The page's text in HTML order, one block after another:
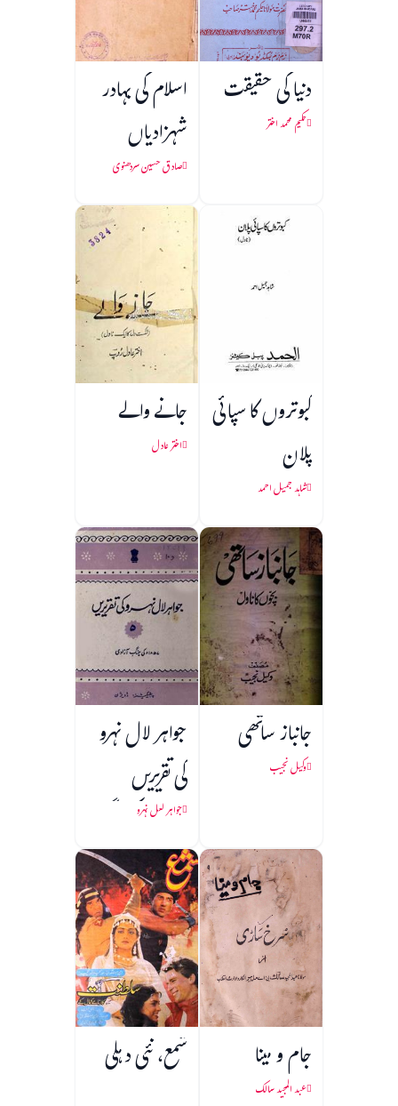
دنیا کی حقیقت
حکیم محمد اختر
اسلام کی بہادر
شہزادیاں
صادق حسین سردھنوی
کبوتروں کا سپائی
پلان
شاہد جمیل احمد
جانے والے
اختر عادل
جانباز ساتھی
وکیل نجیب
جواہر لال نہرو
کی تقریریں
(1857 کی جنگ
آزادی)
جواہر لعل نہرو
جام و مینا
عبد المجید سالک
شمع، نئی دہلی